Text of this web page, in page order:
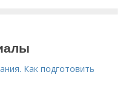
Как подготовить